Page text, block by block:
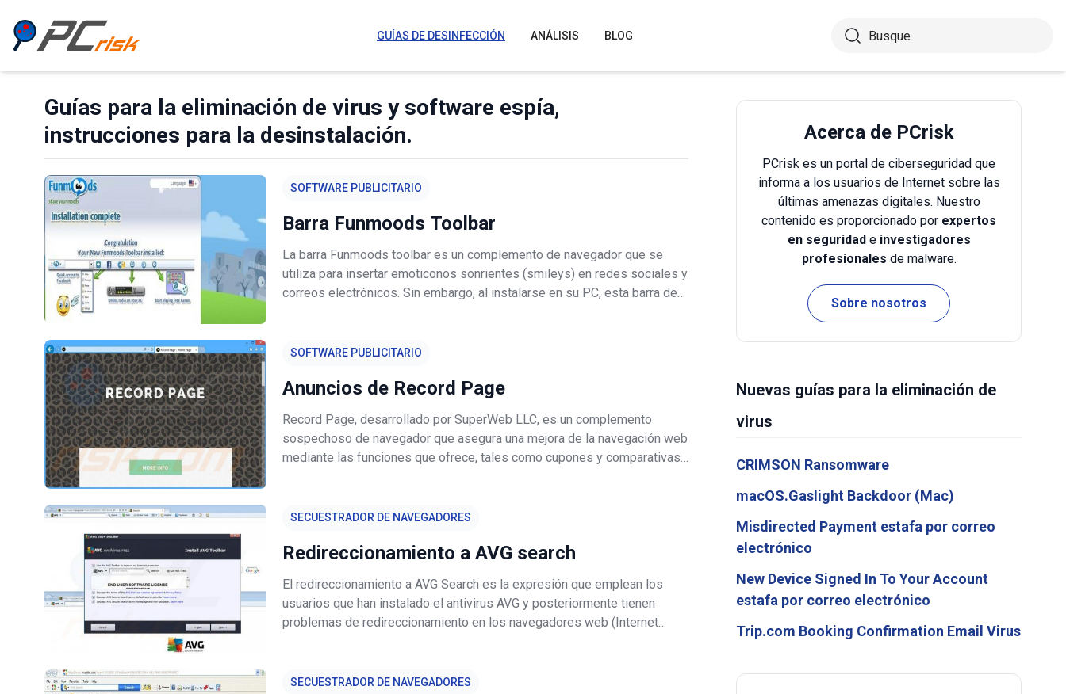
GUÍAS DE DESINFECCIÓN ANÁLISIS BLOG
Guías para la eliminación de virus y software espía,
instrucciones para la desinstalación.
SOFTWARE PUBLICITARIO
Barra Funmoods Toolbar
La barra Funmoods toolbar es un complemento de navegador que se
utiliza para insertar emoticonos sonrientes (smileys) en redes sociales y
correos electrónicos. Sin embargo, al instalarse en su PC, esta barra de
SOFTWARE PUBLICITARIO
Anuncios de Record Page
Record Page, desarrollado por SuperWeb LLC, es un complemento
sospechoso de navegador que asegura una mejora de la navegación web
mediante las funciones que ofrece, tales como cupones y comparativas
SECUESTRADOR DE NAVEGADORES
Redireccionamiento a AVG search
El redireccionamiento a AVG Search es la expresión que emplean los
usuarios que han instalado el antivirus AVG y posteriormente tienen
problemas de redireccionamiento en los navegadores web (Internet
SECUESTRADOR DE NAVEGADORES
Acerca de PCrisk
PCrisk es un portal de ciberseguridad que
informa a los usuarios de Internet sobre las
últimas amenazas digitales. Nuestro
contenido es proporcionado por expertos
en seguridade investigadores
profesionales de malware.
Sobre nosotros
Nuevas guías para la eliminación de
virus
CRIMSON Ransomware
macOS.Gaslight Backdoor (Mac)
Misdirected Payment estafa por correo
electrónico
New Device Signed In To Your Account
estafa por correo electrónico
Trip.com Booking Confirmation Email Virus